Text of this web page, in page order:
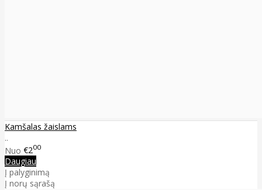
Kamšalas žaislams
..
Nuo €200
Daugiau
Į palyginimą
Į norų sąrašą